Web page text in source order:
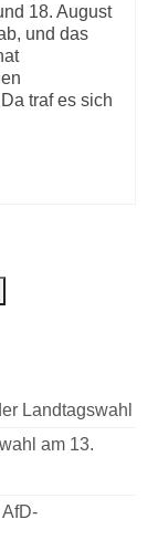
18. August
und das
traf es sich
Landtagswahl
am 13.